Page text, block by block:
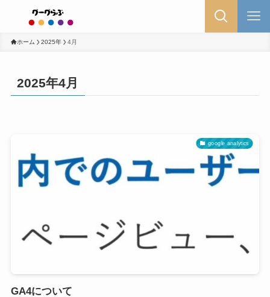
ホーム 2025年 4月
2025年4月
google analytics
GA4について